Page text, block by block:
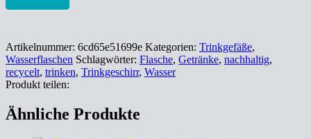
Artikelnummer: 6cd65e51699e Kategorien: Trinkgefäße,
Wasserflaschen Schlagwörter: Flasche, Getränke, nachhaltig,
recycelt, trinken, Trinkgeschirr, Wasser
Produkt teilen:
Ähnliche Produkte